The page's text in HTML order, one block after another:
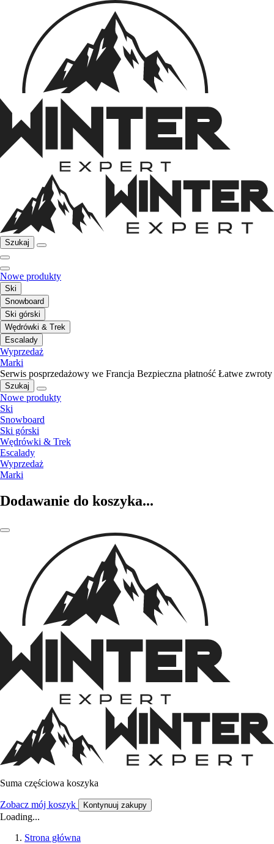
Szukaj
Nowe produkty
Ski
Snowboard
Ski górski
Wędrówki & Trek
Escalady
Wyprzedaż
Marki
Serwis posprzedażowy we Francja Bezpieczna płatność Łatwe zwroty
Szukaj
Nowe produkty
Ski
Snowboard
Ski górski
Wędrówki & Trek
Escalady
Wyprzedaż
Marki
Dodawanie do koszyka...
Suma częściowa koszyka
Zobacz mój koszyk Kontynuuj zakupy
Loading...
Strona główna